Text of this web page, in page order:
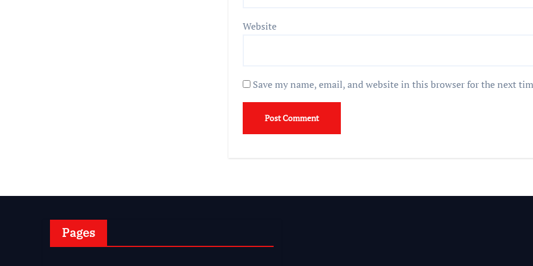
Website
Save my name, email, and website in this browser for the next
Pages